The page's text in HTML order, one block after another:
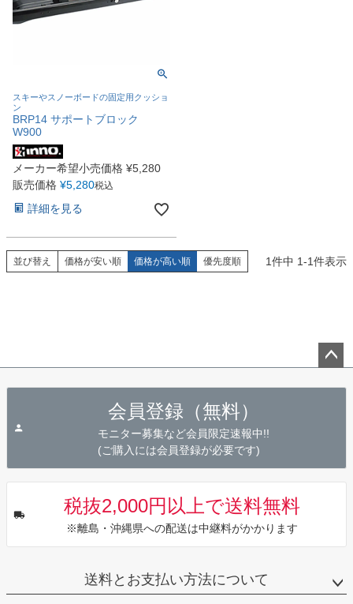
スキーやスノーボードの固定用クッショ
ン
BRP14 サポートブロック
W900
メーカー希望小売価格 ¥5,280
販売価格 ¥5,280税込
詳細を見る
並び替え 価格が安い順 価格が高い順 優先度順 1件中 1-1件表示
会員登録（無料）
モニター募集など会員限定速報中!!
(ご購入には会員登録が必要です)
税抜2,000円以上で送料無料
※離島・沖縄県への配送は中継料がかかります
送料とお支払い方法について